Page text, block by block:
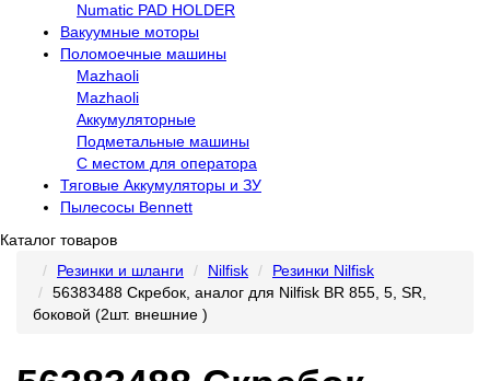
Numatic PAD HOLDER
Вакуумные моторы
Поломоечные машины
Mazhaoli
Mazhaoli
Аккумуляторные
Подметальные машины
С местом для оператора
Тяговые Аккумуляторы и ЗУ
Пылесосы Bennett
Каталог товаров
Резинки и шланги
Nilfisk
Резинки Nilfisk
56383488 Скребок, аналог для Nilfisk BR 855, 5, SR,
боковой (2шт. внешние )